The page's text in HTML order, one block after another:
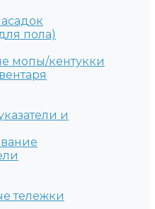
пола)
мопы/кентукки
и
тележки